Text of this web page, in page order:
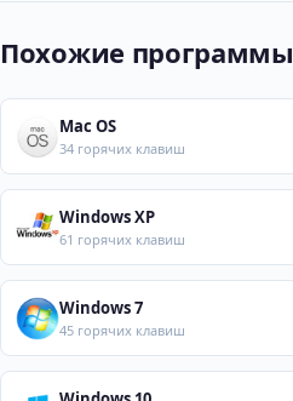
Похожие программы
Mac OS
34 горячих клавиш
Windows XP
61 горячих клавиш
Windows 7
45 горячих клавиш